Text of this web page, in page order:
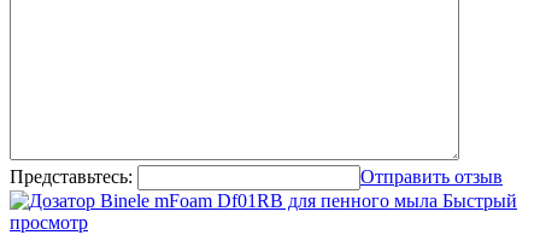
Представьтесь:
Отправить отзыв
Быстрый
просмотр